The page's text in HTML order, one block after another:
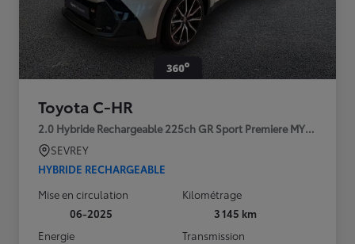
Toyota C-HR
2.0 Hybride Rechargeable 225ch GR Sport Premiere MY25
SEVREY
HYBRIDE RECHARGEABLE
Mise en circulation
06-2025
Kilométrage
3 145 km
Energie
Transmission